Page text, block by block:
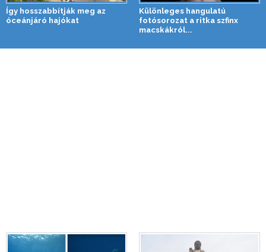
Így hosszabbítják meg az
óceánjáró hajókat
Különleges hangulatú
fotósorozat a ritka szfinx
macskákról...